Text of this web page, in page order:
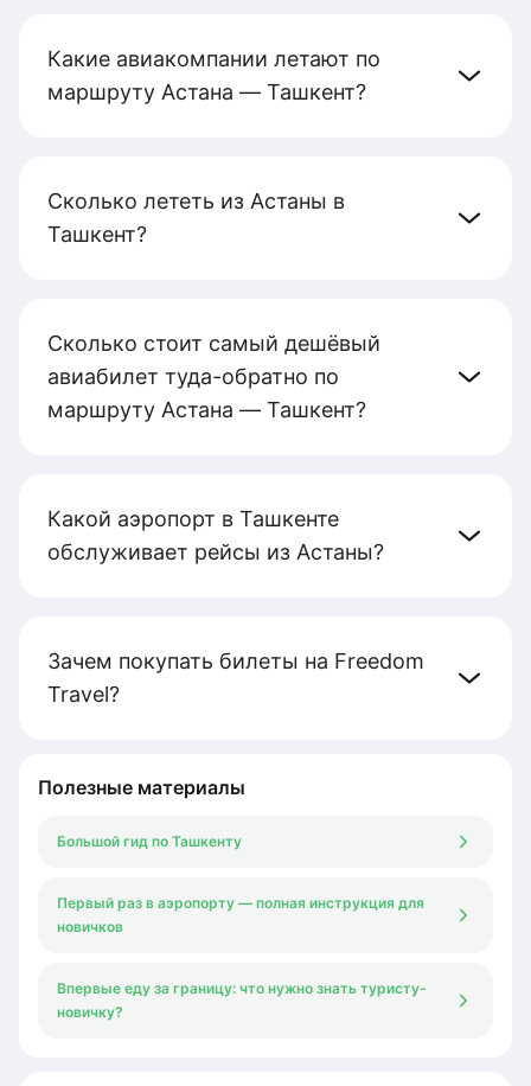
Какие авиакомпании летают по
маршруту Астана — Ташкент?
Сколько лететь из Астаны в
Ташкент?
Сколько стоит самый дешёвый
авиабилет туда-обратно по
маршруту Астана — Ташкент?
Какой аэропорт в Ташкенте
обслуживает рейсы из Астаны?
Зачем покупать билеты на Freedom
Travel?
Полезные материалы
Большой гид по Ташкенту
Первый раз в аэропорту — полная инструкция для
новичков
Впервые еду за границу: что нужно знать туристу-
новичку?